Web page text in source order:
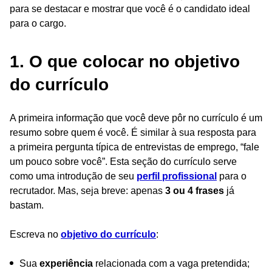
para se destacar e mostrar que você é o candidato ideal
para o cargo.
1. O que colocar no objetivo
do currículo
A primeira informação que você deve pôr no currículo é um
resumo sobre quem é você. É similar à sua resposta para
a primeira pergunta típica de entrevistas de emprego, “fale
um pouco sobre você”. Esta seção do currículo serve
como uma introdução de seu perfil profissional para o
recrutador. Mas, seja breve: apenas 3 ou 4 frases já
bastam.
Escreva no objetivo do currículo:
Sua experiência relacionada com a vaga pretendida;